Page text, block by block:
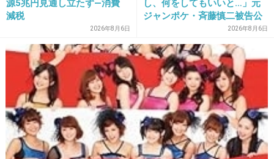
あの眉毛も汚らしかったし
+12 -8
29. 匿名2022/01/07(金) 09:53:56
>>11
社交辞令じゃない？
源5兆円見通し立たず―消費
減税
2026年8月6日
し、何をしてもいいと…」元
ジャンポケ・斉藤慎二被告公
2026年8月6日